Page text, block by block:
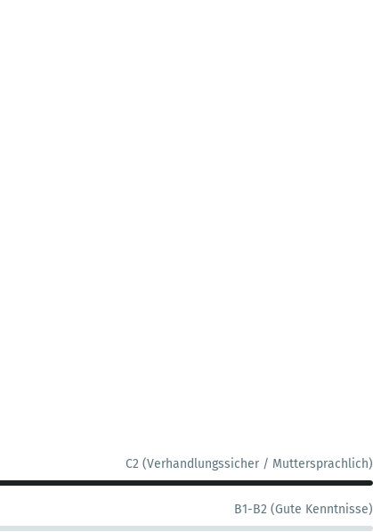
C2 (Verhandlungssicher / Muttersprachlich)
B1-B2 (Gute Kenntnisse)